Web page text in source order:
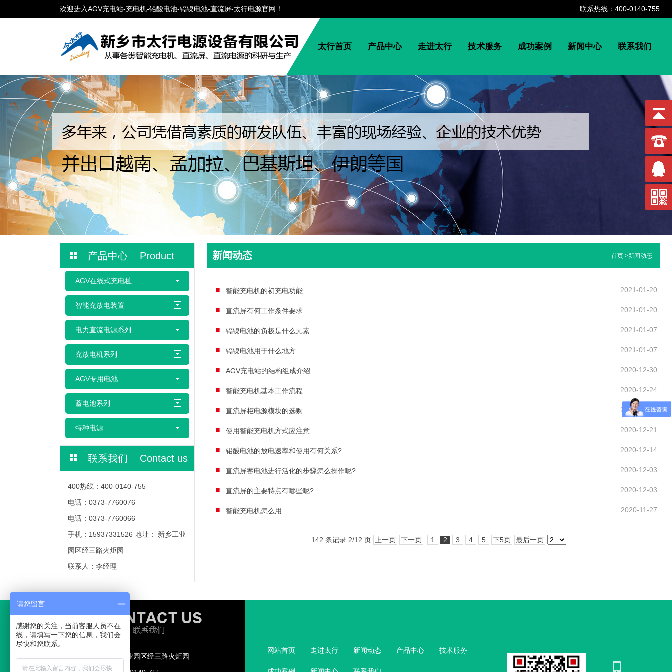
欢迎进入AGV充电站-充电机-铅酸电池-镉镍电池-直流屏-太行电源官网！ 联系热线：400-0140-755
太行首页 产品中心 走进太行 技术服务 成功案例 新闻中心 联系我们
产品中心 Product
AGV在线式充电桩
智能充放电装置
电力直流电源系列
充放电机系列
AGV专用电池
蓄电池系列
特种电源
联系我们 Contact us
400热线：400-0140-755
电话：0373-7760076
电话：0373-7760066
手机：15937331526 地址： 新乡工业
园区经三路火炬园
联系人：李经理
新闻动态 首页 >新闻动态
智能充电机的初充电功能 2021-01-20
直流屏有何工作条件要求 2021-01-20
镉镍电池的负极是什么元素 2021-01-07
镉镍电池用于什么地方 2021-01-07
AGV充电站的结构组成介绍 2020-12-30
智能充电机基本工作流程 2020-12-24
直流屏柜电源模块的选购 2020-12-21
使用智能充电机方式应注意 2020-12-21
铅酸电池的放电速率和使用有何关系? 2020-12-14
直流屏蓄电池进行活化的步骤怎么操作呢? 2020-12-03
直流屏的主要特点有哪些呢? 2020-12-03
智能充电机怎么用 2020-11-27
142 条记录 2/12 页 上一页 下一页 1 2 3 4 5 下5页 最后一页
地址： 新乡工业园区经三路火炬园
网站首页 走进太行 新闻动态 产品中心 技术服务
请您留言
感谢您的关注，当前客服人员不在
线，请填写一下您的信息，我们会
尽快和您联系。